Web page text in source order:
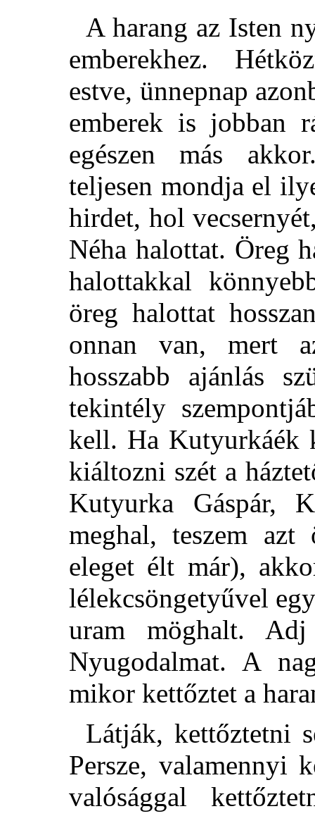
A harang az Isten
emberekhez.
estve, ünnepnap
emberek is jobban
egészen más
teljesen mondja el
hirdet, hol
Néha halottat. Öreg
halottakkal
öreg halottat
onnan van, mert
hosszabb ajánlás
tekintély
kell. Ha Kutyurkáék
kiáltozni szét a
Kutyurka Gáspár,
meghal, teszem
eleget élt már),
lélekcsöngetyűvel
uram möghalt.
Nyugodalmat. A
mikor kettőztet a
Látják, kettőztetni
Persze,
valósággal